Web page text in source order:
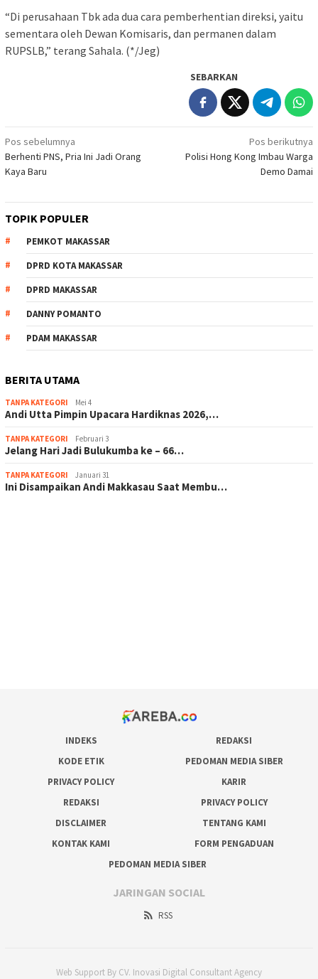
“Di perusahaan Tbk ada dua cara pemberhentian direksi, yaitu
sementara oleh Dewan Komisaris, dan permanen dalam
RUPSLB,” terang Sahala. (*/Jeg)
SEBARKAN
Navigasi
pos
Pos sebelumnya
Berhenti PNS, Pria Ini Jadi Orang
Kaya Baru
Pos berikutnya
Polisi Hong Kong Imbau Warga
Demo Damai
TOPIK POPULER
PEMKOT MAKASSAR
DPRD KOTA MAKASSAR
DPRD MAKASSAR
DANNY POMANTO
PDAM MAKASSAR
BERITA UTAMA
TANPA KATEGORI Mei 4
Andi Utta Pimpin Upacara Hardiknas 2026,…
TANPA KATEGORI Februari 3
Jelang Hari Jadi Bulukumba ke – 66…
TANPA KATEGORI Januari 31
Ini Disampaikan Andi Makkasau Saat Membu…
INDEKS
REDAKSI
KODE ETIK
PEDOMAN MEDIA SIBER
PRIVACY POLICY
KARIR
REDAKSI
PRIVACY POLICY
DISCLAIMER
TENTANG KAMI
KONTAK KAMI
FORM PENGADUAN
PEDOMAN MEDIA SIBER
JARINGAN SOCIAL
RSS
Web Support By CV. Inovasi Digital Consultant Agency